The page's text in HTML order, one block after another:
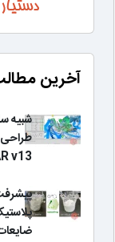
آخرین
شبیه
طراحی
v13